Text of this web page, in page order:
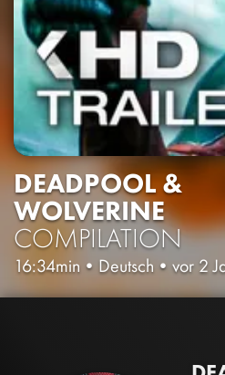
DEADPOOL &
WOLVERINE
COMPILATION
16:34min • Deutsch • vor 2